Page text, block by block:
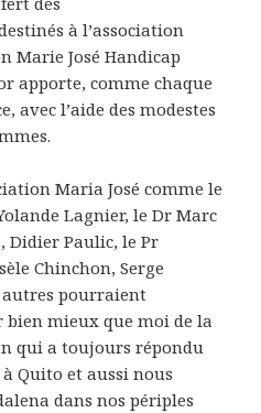
à l’association
Marie José Handicap
apporte, comme chaque
avec l’aide des modestes
Maria José comme le
Lagnier, le Dr Marc
Didier Paulic, le Pr
Chinchon, Serge
pourraient
mieux que moi de la
qui a toujours répondu
Quito et aussi nous
dans nos périples